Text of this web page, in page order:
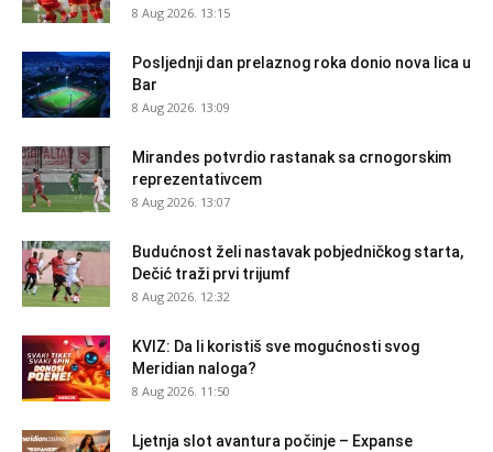
8 Aug 2026. 13:15
Posljednji dan prelaznog roka donio nova lica u
Bar
8 Aug 2026. 13:09
Mirandes potvrdio rastanak sa crnogorskim
reprezentativcem
8 Aug 2026. 13:07
Budućnost želi nastavak pobjedničkog starta,
Dečić traži prvi trijumf
8 Aug 2026. 12:32
KVIZ: Da li koristiš sve mogućnosti svog
Meridian naloga?
8 Aug 2026. 11:50
Ljetnja slot avantura počinje – Expanse